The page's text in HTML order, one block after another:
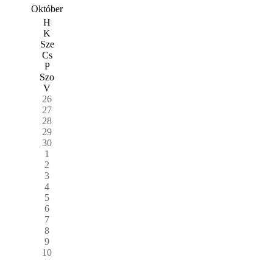
Október
H
K
Sze
Cs
P
Szo
V
26
27
28
29
30
1
2
3
4
5
6
7
8
9
10